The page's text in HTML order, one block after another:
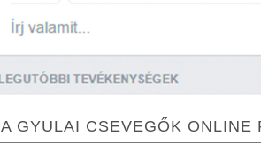
A GYULAI CSEVEGŐK ONLINE